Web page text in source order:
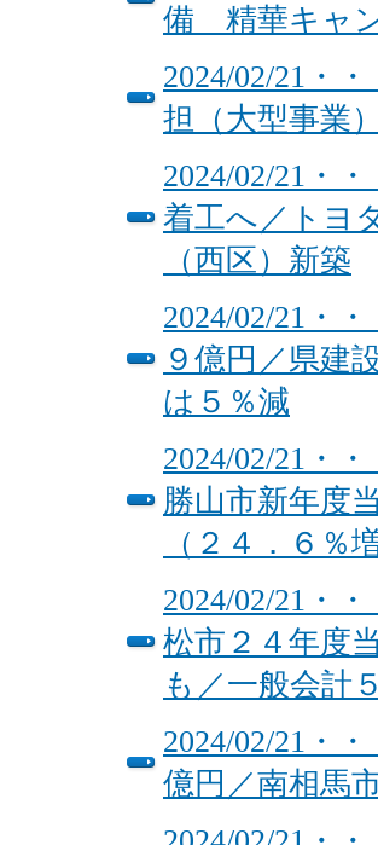
備 精華キャ
2024/02/21・
担（大型事業
2024/02/21・
着工へ／トヨ
（西区）新築
2024/02/21・
９億円／県建
は５％減
2024/02/21・
勝山市新年度
（２４．６％
2024/02/21・
松市２４年度
も／一般会計
2024/02/21・
億円／南相馬